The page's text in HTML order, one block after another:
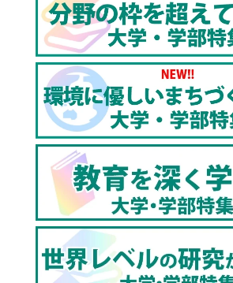
▼東京農工大学のホームページはこ
http://www.tuat.ac.jp/
▼東京農工大学設置学部
農学部(応用生物科学科、応用生物科
ステム学科、生物生産学科、環境資
工学部(生体医用システム工学科、化
能情報システム工学科、生命工学科
械システム工学科)
▼「東京農工大学」の関連動画